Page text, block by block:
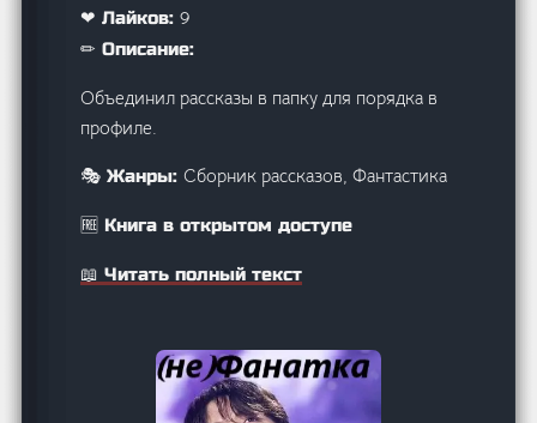
❤ Лайков:9
✏ Описание:
Объединил рассказы в папку для порядка в
профиле.
🎭 Жанры:Сборник рассказов, Фантастика
🆓 Книга в открытом доступе
📖 Читать полный текст